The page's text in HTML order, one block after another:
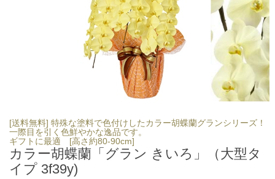
[送料無料] 特殊な塗料で色付けしたカラー胡蝶蘭グランシリーズ！
一際目を引く色鮮やかな逸品です。
ギフトに最適 [高さ約80-90cm]
カラー胡蝶蘭「グラン きいろ」（大型タ
イプ 3f39y)